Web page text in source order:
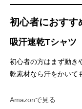
初心者におすす
吸汗速乾Tシャツ
初心者の方はまず動き
乾素材なら汗をかいて
Amazonで見る